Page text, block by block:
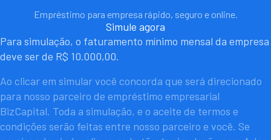
Empréstimo para empresa rápido, seguro e online.
Simule agora
Para simulação, o faturamento mínimo mensal da empresa
deve ser de R$ 10.000,00.
Ao clicar em simular você concorda que será direcionado
para nosso parceiro de empréstimo empresarial
BizCapital. Toda a simulação, e o aceite de termos e
condições serão feitas entre nosso parceiro e você. Se